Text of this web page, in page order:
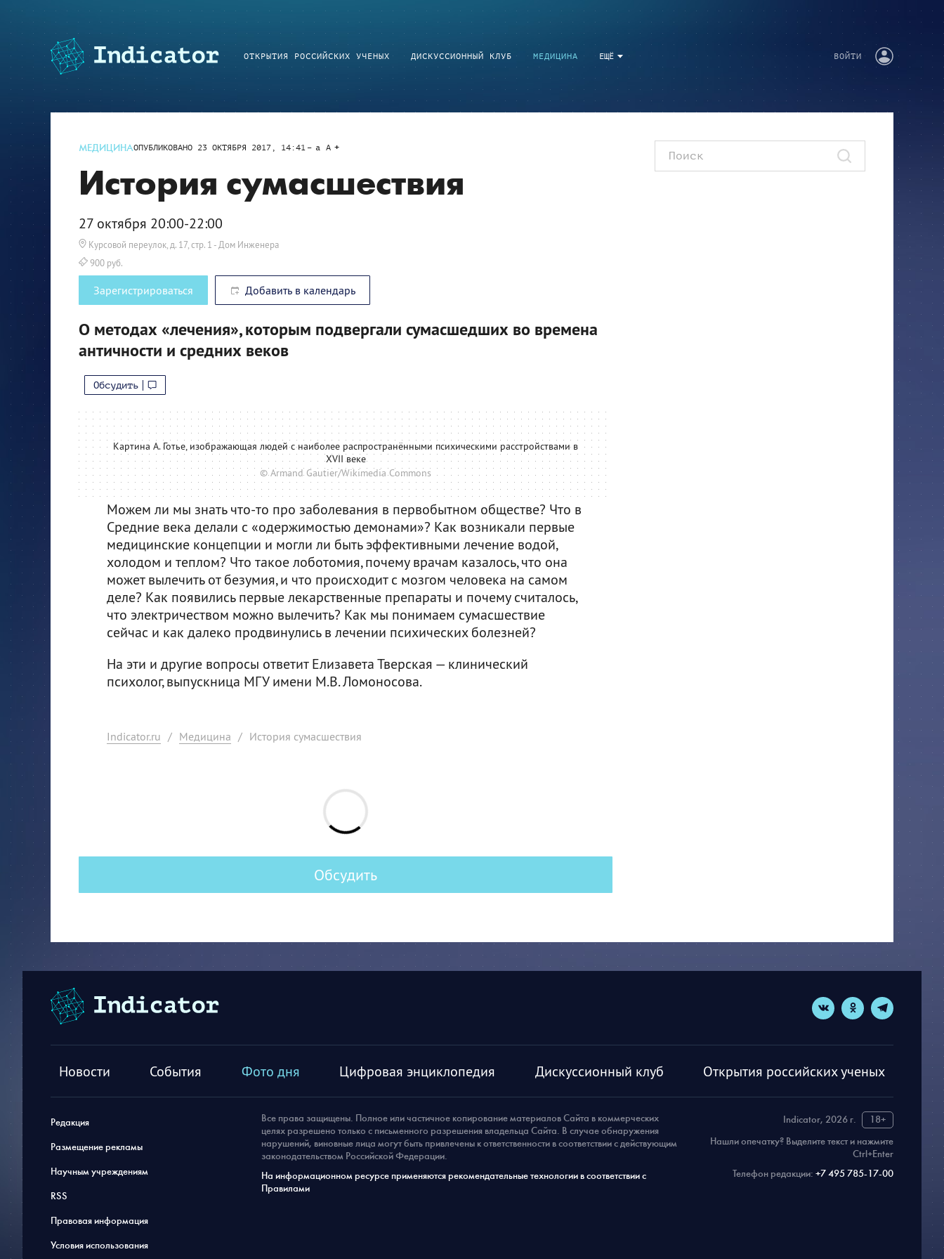
ЕЩЁ
ОТКРЫТИЯ РОССИЙСКИХ УЧЕНЫХ ДИСКУССИОННЫЙ КЛУБ МЕДИЦИНА ВОЙТИ
МЕДИЦИНАОПУБЛИКОВАНО 23 ОКТЯБРЯ 2017, 14:41 a A
История сумасшествия
27 октября 20:00-22:00
Курсовой переулок, д. 17, стр. 1 - Дом Инженера
900 руб.
Зарегистрироваться Добавить в календарь
О методах «лечения», которым подвергали сумасшедших во времена
античности и средних веков
Обсудить
Картина А. Готье, изображающая людей с наиболее распространёнными психическими расстройствами в
XVII веке
© Armand Gautier/Wikimedia Commons
Можем ли мы знать что-то про заболевания в первобытном обществе? Что в
Средние века делали с «одержимостью демонами»? Как возникали первые
медицинские концепции и могли ли быть эффективными лечение водой,
холодом и теплом? Что такое лоботомия, почему врачам казалось, что она
может вылечить от безумия, и что происходит с мозгом человека на самом
деле? Как появились первые лекарственные препараты и почему считалось,
что электричеством можно вылечить? Как мы понимаем сумасшествие
сейчас и как далеко продвинулись в лечении психических болезней?
На эти и другие вопросы ответит Елизавета Тверская — клинический
психолог, выпускница МГУ имени М.В. Ломоносова.
Indicator.ru / Медицина / История сумасшествия
Обсудить
Новости События Фото дня Цифровая энциклопедия Дискуссионный клуб Открытия российских ученых
Редакция
Размещение рекламы
Научным учреждениям
RSS
Правовая информация
Условия использования
Indicator, 2026 г.
18+
Нашли опечатку? Выделите текст и нажмите
Ctrl+Enter
Телефон редакции: +7 495 785-17-00
Все права защищены. Полное или частичное копирование материалов Сайта в коммерческих
целях разрешено только с письменного разрешения владельца Сайта. В случае обнаружения
нарушений, виновные лица могут быть привлечены к ответственности в соответствии с действующим
законодательством Российской Федерации.
На информационном ресурсе применяются рекомендательные технологии в соответствии с
Правилами